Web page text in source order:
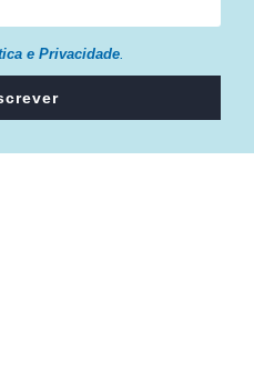
e Privacidade.